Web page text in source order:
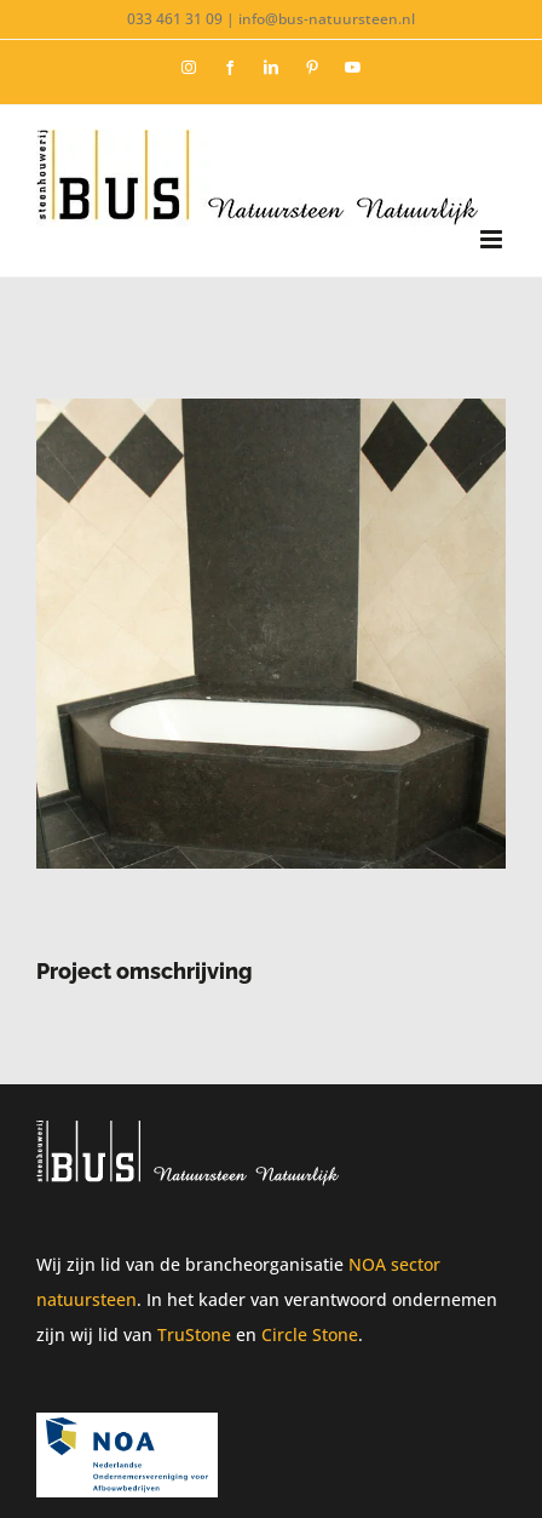
033 461 31 09 | info@bus-natuursteen.nl
InstagramFacebookLinkedInPinterestYouTube
View
Image
Project omschrijving
Wij zijn lid van de brancheorganisatie NOA sector
natuursteen. In het kader van verantwoord ondernemen
zijn wij lid van TruStone en Circle Stone.